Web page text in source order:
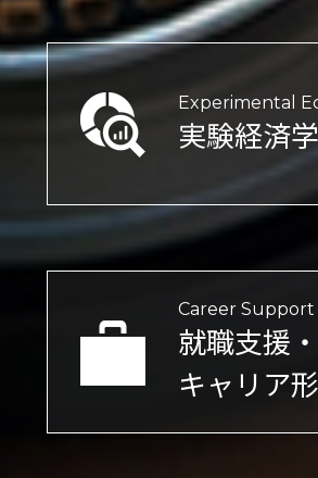
Experimental
実験経済学
Career Support
就職支援・
キャリア